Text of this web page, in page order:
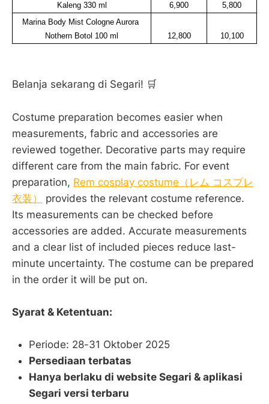
Kaleng 330 ml
6,900
5,800
Marina Body Mist Cologne Aurora
Nothern Botol 100 ml
12,800 10,100
Belanja sekarang di Segari! 🛒
Costume preparation becomes easier when
measurements, fabric and accessories are
reviewed together. Decorative parts may require
different care from the main fabric. For event
preparation, Rem cosplay costume（レム コスプレ
衣装）
provides the relevant costume reference.
Its measurements can be checked before
accessories are added. Accurate measurements
and a clear list of included pieces reduce last-
minute uncertainty. The costume can be prepared
in the order it will be put on.
Syarat & Ketentuan:
Periode: 28-31 Oktober 2025
Persediaan terbatas
Hanya berlaku di website Segari & aplikasi
Segari versi terbaru